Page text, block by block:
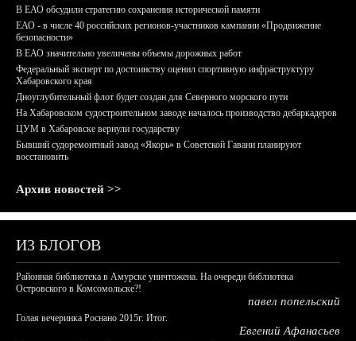
В ЕАО обсудили стратегию сохранения исторической памяти
ЕАО - в числе 40 российских регионов-участников кампании «Продвижение
безопасности»
В ЕАО значительно увеличены объемы дорожных работ
Федеральный эксперт по достоинству оценил спортивную инфраструктуру
Хабаровского края
Дноуглубительный флот будет создан для Северного морского пути
На Хабаровском судостроительном заводе началось производство дебаркадеров
ЦУМ в Хабаровске вернули государству
Бывший судоремонтный завод «Якорь» в Советской Гавани планируют
восстановить
Архив новостей >>
ИЗ БЛОГОВ
Районная библиотека в Амурске уничтожена. На очереди библиотека
Островского в Комсомольске?!
павел попельский
Голая вечеринка Роснано 2015г. Итог.
Евгений Афанасьев